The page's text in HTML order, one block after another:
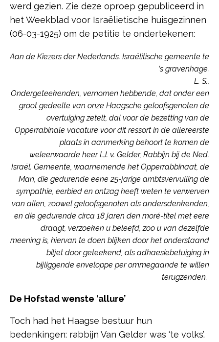
werd gezien. Zie deze oproep gepubliceerd in
het Weekblad voor Israëlietische huisgezinnen
(06-03-1925) om de petitie te ondertekenen:
Aan de Kiezers der Nederlands. Israëlitische gemeente te
‘s gravenhage.
L. S.,
Ondergeteekenden, vernomen hebbende, dat onder een
groot gedeelte van onze Haagsche geloofsgenoten de
overtuiging zetelt, dal voor de bezetting van de
Opperrabinale vacature voor dit ressort in de allereerste
plaats in aanmerking behoort te komen de
weleerwaarde heer I.J. v. Gelder, Rabbijn bij de Ned.
Israël. Gemeente, waarnemende het Opperrabbinaat, de
Man, die gedurende eene 25-jarige ambtsvervulling de
sympathie, eerbied en ontzag heeft weten te verwerven
van allen, zoowel geloofsgenoten als andersdenkenden,
en die gedurende circa 18 jaren den moré-titel met eere
draagt, verzoeken u beleefd, zoo u van dezelfde
meening is, hiervan te doen blijken door het onderstaand
biljet door geteekend, als adhaesiebetuiging in
bijliggende enveloppe per ommegaande te willen
terugzenden.
De Hofstad wenste ‘allure’
Toch had het Haagse bestuur hun
bedenkingen: rabbijn Van Gelder was ‘te volks’.